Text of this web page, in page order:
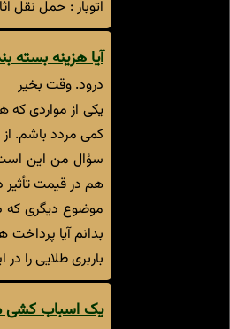
اتوبار : حمل نقل
آیا هزینه بسته
درود. وقت بخیر
یکی از مواردی
کمی مردد باشم.
سؤال من این است
هم در قیمت
موضوع دیگری که
بدانم آیا
باربری طلایی را
یک اسباب کشی